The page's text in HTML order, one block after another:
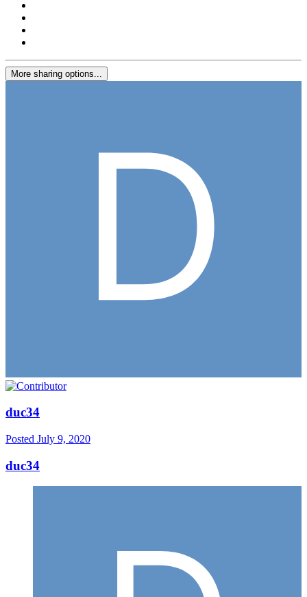
More sharing options...
duc34
Posted July 9, 2020
duc34